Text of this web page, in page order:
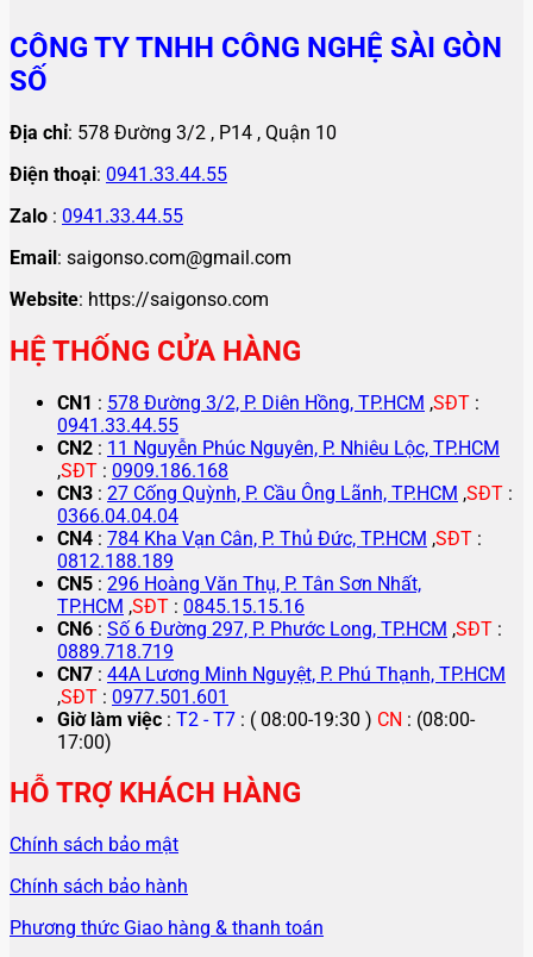
CÔNG TY TNHH CÔNG NGHỆ SÀI GÒN
SỐ
Địa chỉ: 578 Đường 3/2 , P14 , Quận 10
Điện thoại: 0941.33.44.55
Zalo : 0941.33.44.55
Email: saigonso.com@gmail.com
Website: https://saigonso.com
HỆ THỐNG CỬA HÀNG
CN1 : 578 Đường 3/2, P. Diên Hồng, TP.HCM ,SĐT :
0941.33.44.55
CN2 : 11 Nguyễn Phúc Nguyên, P. Nhiêu Lộc, TP.HCM
,SĐT : 0909.186.168
CN3 : 27 Cống Quỳnh, P. Cầu Ông Lãnh, TP.HCM ,SĐT :
0366.04.04.04
CN4 : 784 Kha Vạn Cân, P. Thủ Đức, TP.HCM ,SĐT :
0812.188.189
CN5 : 296 Hoàng Văn Thụ, P. Tân Sơn Nhất,
TP.HCM ,SĐT : 0845.15.15.16
CN6 : Số 6 Đường 297, P. Phước Long, TP.HCM ,SĐT :
0889.718.719
CN7 : 44A Lương Minh Nguyệt, P. Phú Thạnh, TP.HCM
,SĐT : 0977.501.601
Giờ làm việc : T2 - T7 : ( 08:00-19:30 ) CN : (08:00-
17:00)
HỖ TRỢ KHÁCH HÀNG
Chính sách bảo mật
Chính sách bảo hành
Phương thức Giao hàng & thanh toán